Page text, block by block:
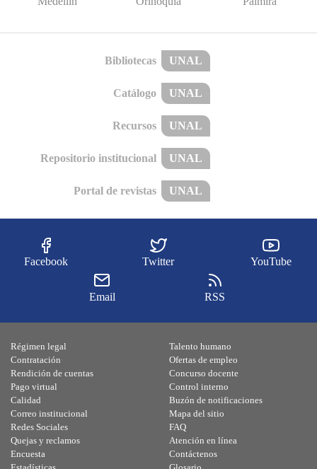
Bibliotecas UNAL
Catálogo UNAL
Recursos UNAL
Repositorio institucional UNAL
Portal de revistas UNAL
Facebook Twitter YouTube
Email RSS
Régimen legal
Contratación
Rendición de cuentas
Pago virtual
Calidad
Talento humano
Ofertas de empleo
Concurso docente
Control interno
Buzón de notificaciones
Correo institucional
Redes Sociales
Quejas y reclamos
Encuesta
Mapa del sitio
FAQ
Atención en línea
Contáctenos